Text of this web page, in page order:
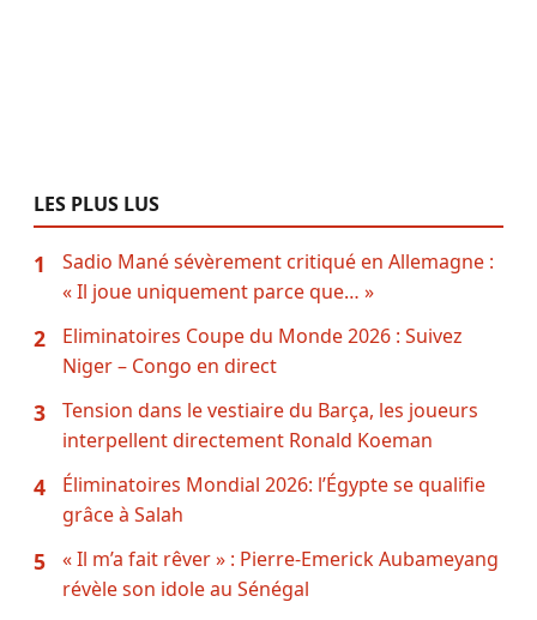
LES PLUS LUS
1
Sadio Mané sévèrement critiqué en Allemagne :
« Il joue uniquement parce que… »
2
Eliminatoires Coupe du Monde 2026 : Suivez
Niger – Congo en direct
3
Tension dans le vestiaire du Barça, les joueurs
interpellent directement Ronald Koeman
4
Éliminatoires Mondial 2026: l’Égypte se qualifie
grâce à Salah
5
« Il m’a fait rêver » : Pierre-Emerick Aubameyang
révèle son idole au Sénégal